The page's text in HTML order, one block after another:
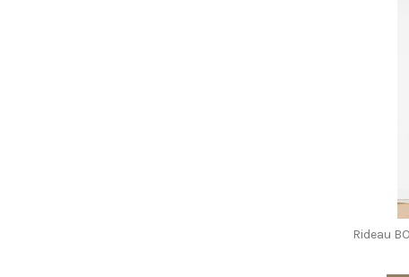
Rideau